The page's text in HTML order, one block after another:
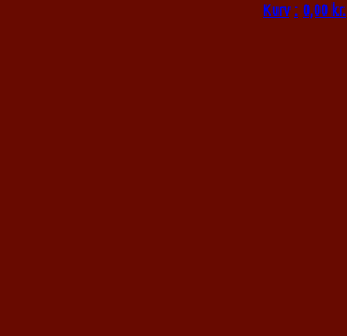
Kurv : 0,00kr.